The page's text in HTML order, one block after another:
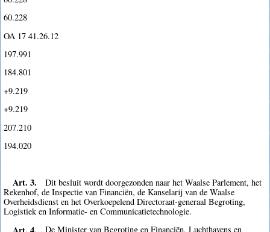
60.228
OA 17 41.26.12
197.991
184.801
+9.219
+9.219
207.210
194.020
Art. 3.
Dit besluit wordt doorgezonden naar het Waalse Parlement, het
Rekenhof, de Inspectie van Financiën, de Kanselarij van de Waalse
Overheidsdienst en het Overkoepelend Directoraat-generaal Begroting,
Logistiek en Informatie- en Communicatietechnologie.
Art. 4.
De Minister van Begroting en Financiën, Luchthavens en